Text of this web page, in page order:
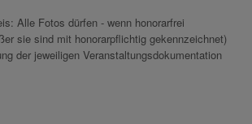
Alle Fotos dürfen - wenn honorarfrei
sie sind mit honorarpflichtig gekennzeichnet)
der jeweiligen Veranstaltungsdokumentation